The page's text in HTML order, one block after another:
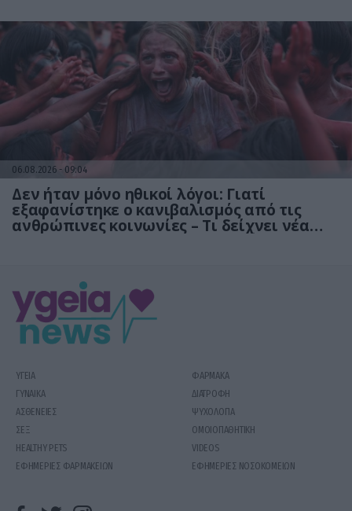
06.08.2026 09:04
Δεν ήταν μόνο ηθικοί λόγοι: Γιατί
εξαφανίστηκε ο κανιβαλισμός από τις
ανθρώπινες κοινωνίες – Τι δείχνει νέα
ΥΓΕΙΑ
ΦΑΡΜΑΚΑ
ΓΥΝΑΙΚΑ
ΔΙΑΤΡΟΦΗ
ΑΣΘΕΝΕΙΕΣ
ΨΥΧΟΛΟΓΙΑ
ΣΕΞ
ΟΜΟΙΟΠΑΘΗΤΙΚΗ
HEALTHY PETS
VIDEOS
ΕΦΗΜΕΡΙΕΣ ΦΑΡΜΑΚΕΙΩΝ
ΕΦΗΜΕΡΙΕΣ ΝΟΣΟΚΟΜΕΙΩΝ